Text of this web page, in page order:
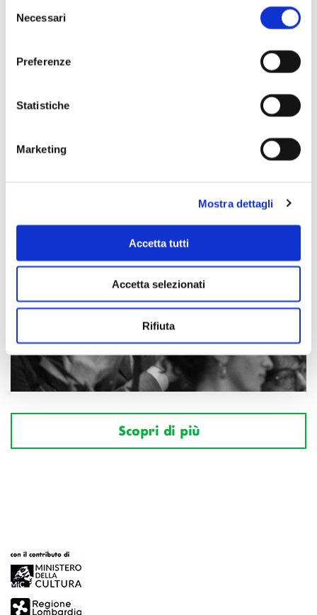
delNecessari
Preferenze
Statistiche
Marketing
Mostra dettagli
Accetta tutti
Accetta selezionati
Rifiuta
Scopri di più